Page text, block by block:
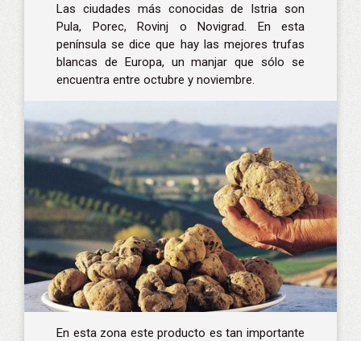
Las ciudades más conocidas de Istria son
Pula, Porec, Rovinj o Novigrad. En esta
península se dice que hay las mejores trufas
blancas de Europa, un manjar que sólo se
encuentra entre octubre y noviembre.
En esta zona este producto es tan importante